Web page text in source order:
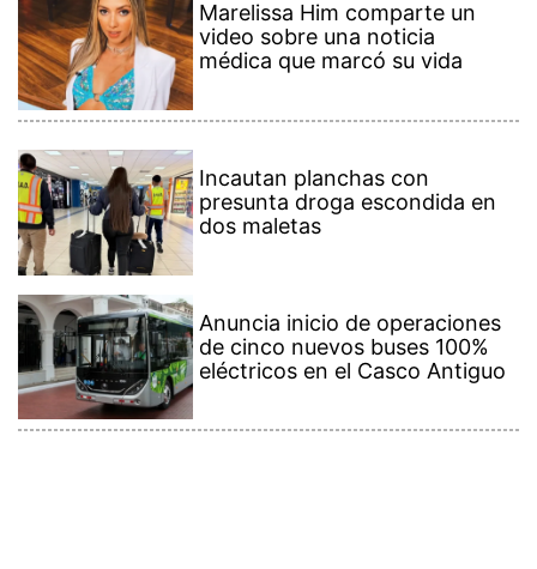
video sobre una noticia
médica que marcó su vida
presunta droga escondida en
dos maletas
de cinco nuevos buses 100%
eléctricos en el Casco Antiguo